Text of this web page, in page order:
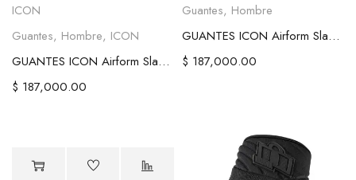
ICON
Guantes, Hombre, ICON
GUANTES ICON Airform Slabtown Black
$ 187,000.00
Guantes, Hombre
GUANTES ICON Airform Slabtown Blancos
$ 187,000.00